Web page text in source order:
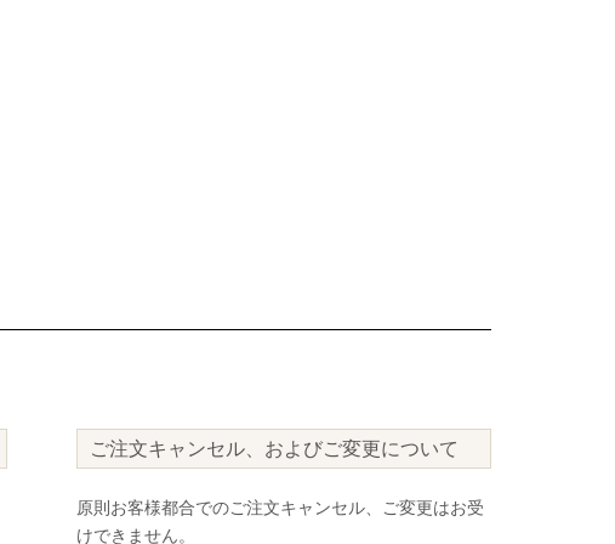
ご注文キャンセル、およびご変更について
原則お客様都合でのご注文キャンセル、ご変更はお受
けできません。